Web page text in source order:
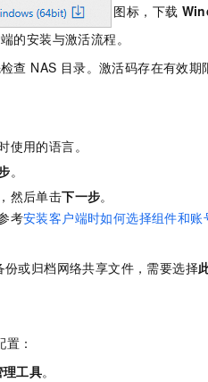
图标，下载
的安装与激活流程。
查 NAS 目录。激活码存在有效期
使用的语言。
。
，然后单击下一步。
考安装客户端时如何选择组件和账
份或归档网络共享文件，需要选择
：
理工具。
多种方案随心选，轻松解锁专属 DeepSeek